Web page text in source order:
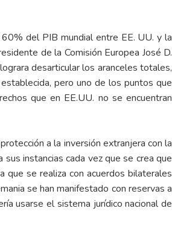
del PIB mundial entre EE. UU. y la
de la Comisión Europea José D.
desarticular los aranceles totales,
pero uno de los puntos que
que en EE.UU. no se encuentran
a la inversión extranjera con la
instancias cada vez que se crea que
que se realiza con acuerdos bilaterales
se han manifestado con reservas a
usarse el sistema jurídico nacional de